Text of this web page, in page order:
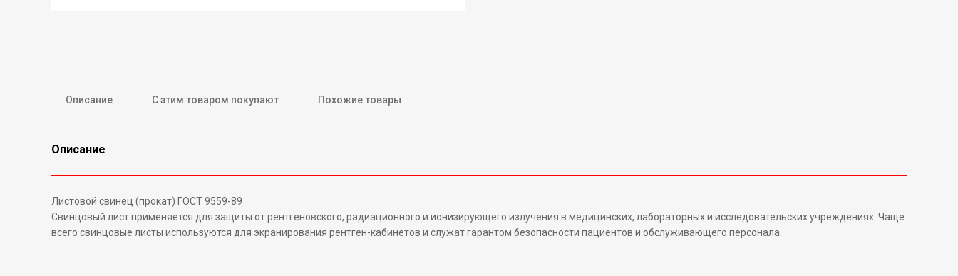
Описание С этим товаром покупают Похожие товары
Описание
Листовой свинец (прокат) ГОСТ 9559-89
Свинцовый лист применяется для защиты от рентгеновского, радиационного и ионизирующего излучения в медицинских, лабораторных и исследовательских учреждениях. Чаще
всего свинцовые листы используются для экранирования рентген-кабинетов и служат гарантом безопасности пациентов и обслуживающего персонала.